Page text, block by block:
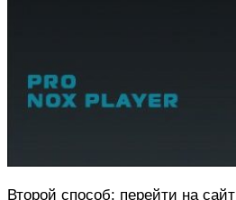
Второй способ: перейти на сайт